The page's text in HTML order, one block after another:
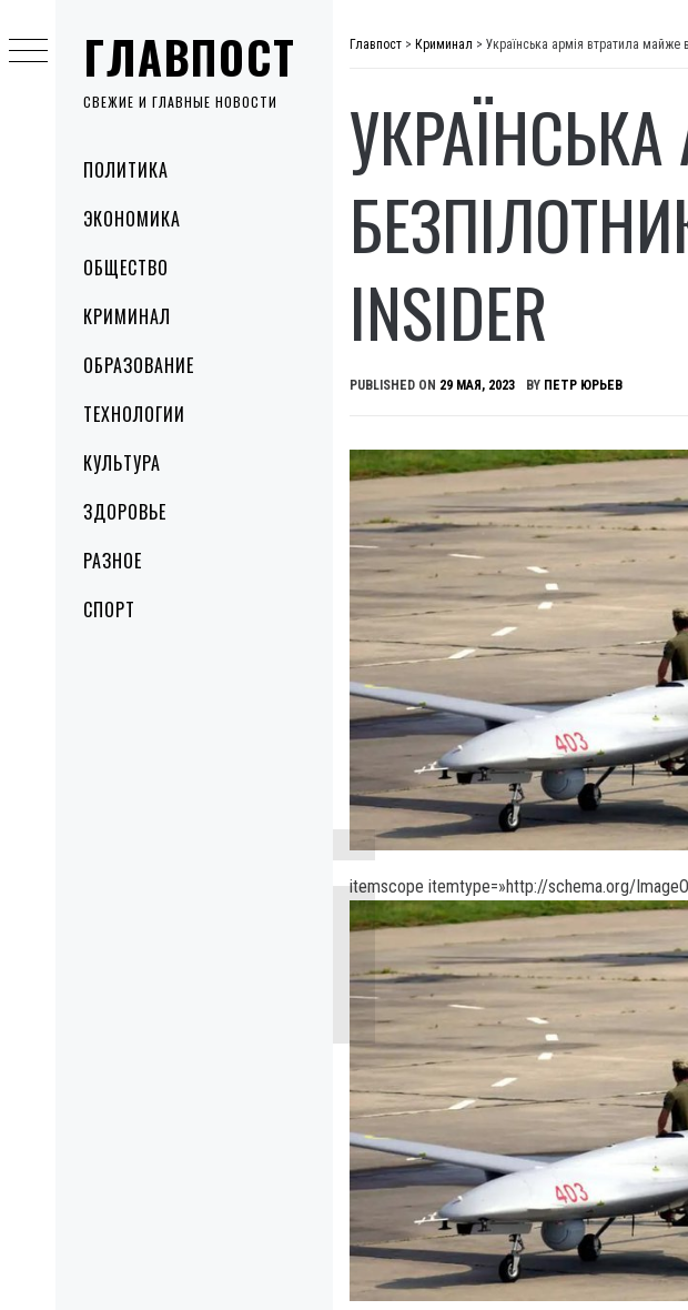
ГЛАВПОСТ
СВЕЖИЕ И ГЛАВНЫЕ НОВОСТИ
MenuПОЛИТИКА
ЭКОНОМИКА
ОБЩЕСТВО
КРИМИНАЛ
ОБРАЗОВАНИЕ
ТЕХНОЛОГИИ
КУЛЬТУРА
ЗДОРОВЬЕ
РАЗНОЕ
СПОРТ
to
content
Главпост > Криминал > Українська армія втратила
INSIDER
PUBLISHED ON 29 МАЯ, 2023 BY ПЕТР ЮРЬЕВ
itemscope itemtype=»http://schema.org/